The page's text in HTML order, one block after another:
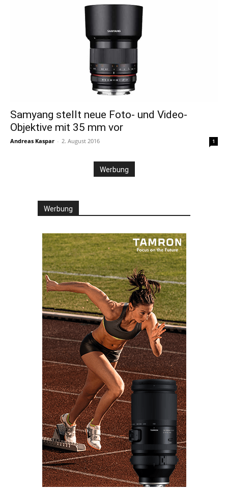
Samyang stellt neue Foto- und Video-
Objektive mit 35 mm vor
Andreas Kaspar - 2. August 2016 1
Werbung
Werbung